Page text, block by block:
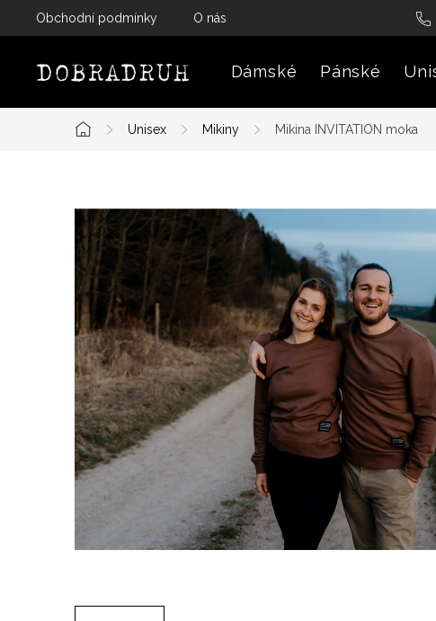
Obchodní podmínky O nás
Dámské Pánské
Domů
Unisex Mikiny Mikina INVITATION moka